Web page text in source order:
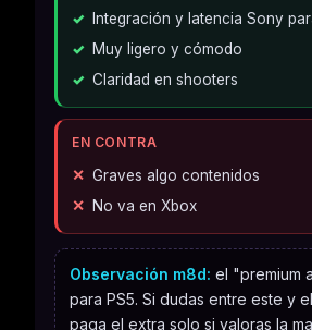
Integración y latencia Sony
Muy ligero y cómodo
Claridad en shooters
EN CONTRA
Graves algo contenidos
No va en Xbox
Observación m8d: el "premium
para PS5. Si dudas entre este y
paga el extra solo si valoras la